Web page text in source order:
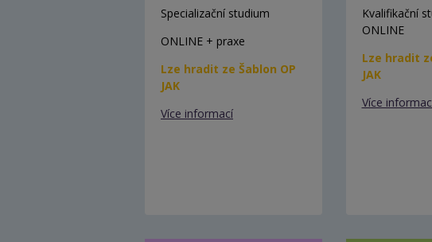
Specializační studium
ONLINE + praxe
Lze hradit ze Šablon OP
JAK
Více informací
Kvalifikační
ONLINE
Lze hradit
JAK
Více